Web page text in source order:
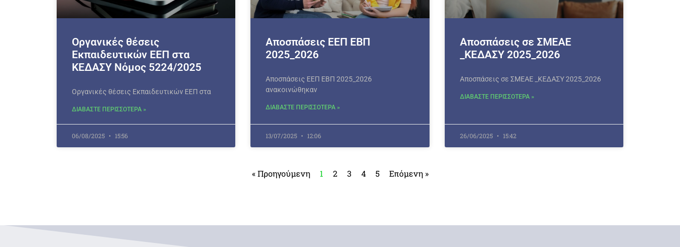
Οργανικές θέσεις
Εκπαιδευτικών ΕΕΠ στα
ΚΕΔΑΣΥ Νόμος 5224/2025
Οργανικές θέσεις Εκπαιδευτικών ΕΕΠ στα
ΔΙΑΒΑΣΤΕ ΠΕΡΙΣΣΟΤΕΡΑ »
06/08/2025 15:56
Αποσπάσεις ΕΕΠ ΕΒΠ
2025_2026
Αποσπάσεις ΕΕΠ ΕΒΠ 2025_2026
ανακοινώθηκαν
ΔΙΑΒΑΣΤΕ ΠΕΡΙΣΣΟΤΕΡΑ »
13/07/2025 12:06
Αποσπάσεις σε ΣΜΕΑΕ
_ΚΕΔΑΣΥ 2025_2026
Αποσπάσεις σε ΣΜΕΑΕ _ΚΕΔΑΣΥ 2025_2026
ΔΙΑΒΑΣΤΕ ΠΕΡΙΣΣΟΤΕΡΑ »
26/06/2025 15:42
« Προηγούμενη 1 2 3 4 5 Επόμενη »